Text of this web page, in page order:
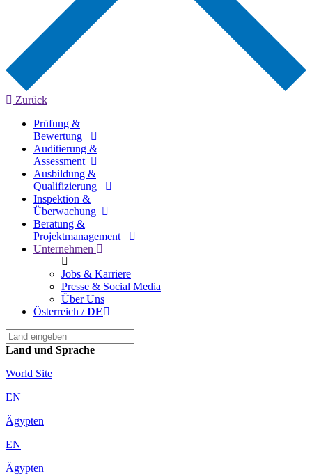
Zurück
Prüfung &
Bewertung
Auditierung &
Assessment
Ausbildung &
Qualifizierung
Inspektion &
Überwachung
Beratung &
Projektmanagement
Unternehmen
Jobs & Karriere
Presse & Social Media
Über Uns
Österreich /DE
Land und Sprache
World Site
EN
Ägypten
EN
Ägypten